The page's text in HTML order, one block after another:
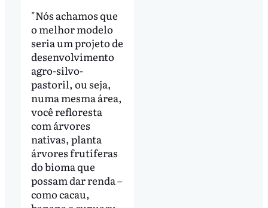
"Nós achamos que
o melhor modelo
seria um projeto de
desenvolvimento
agro-silvo-
pastoril, ou seja,
numa mesma área,
você refloresta
com árvores
nativas, planta
árvores frutíferas
do bioma que
possam dar renda –
como cacau,